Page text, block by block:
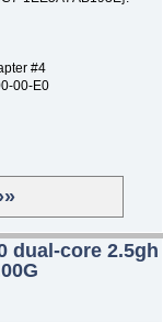
#4
00-E0
dual-core 2.5gh